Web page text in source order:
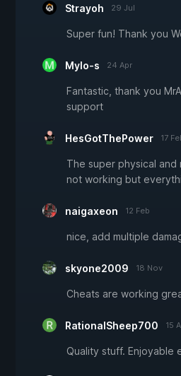
Strayoh 29 Jul
Super fun! Thank you
Mylo-s 24 Apr
Fantastic, thank you
support
HesGotThePower 17
The super physical and
not working but
naigaxeon 12 Feb
nice, add multiple
skyone2009 18 Nov
Cheats are working
RationalSheep700 15
Quality stuff. Enjoyable